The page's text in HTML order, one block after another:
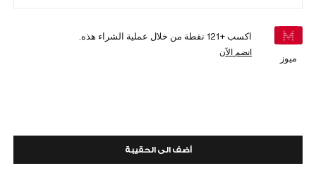
ميوز
اكسب +121 نقطة من خلال عملية الشراء هذه.
انضم الآن
أضف الى الحقيبة